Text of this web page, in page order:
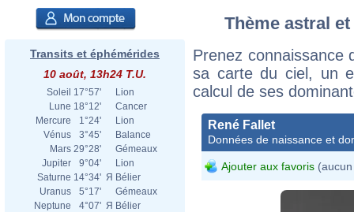
Transits et éphémérides
10 août, 13h24 T.U.
Soleil 17°57'
Lion
Lune 18°12'
Cancer
Mercure
1°24'
Lion
Vénus
3°45'
Balance
Mars 29°28'
Gémeaux
Jupiter
9°04'
Lion
Saturne 14°34' Я Bélier
Uranus
5°17'
Gémeaux
Neptune
4°07' Я Bélier
Thème astral
Prenez connaissance
sa carte du ciel, un
calcul de ses
René Fallet
Données de naissance et
Ajouter aux favoris